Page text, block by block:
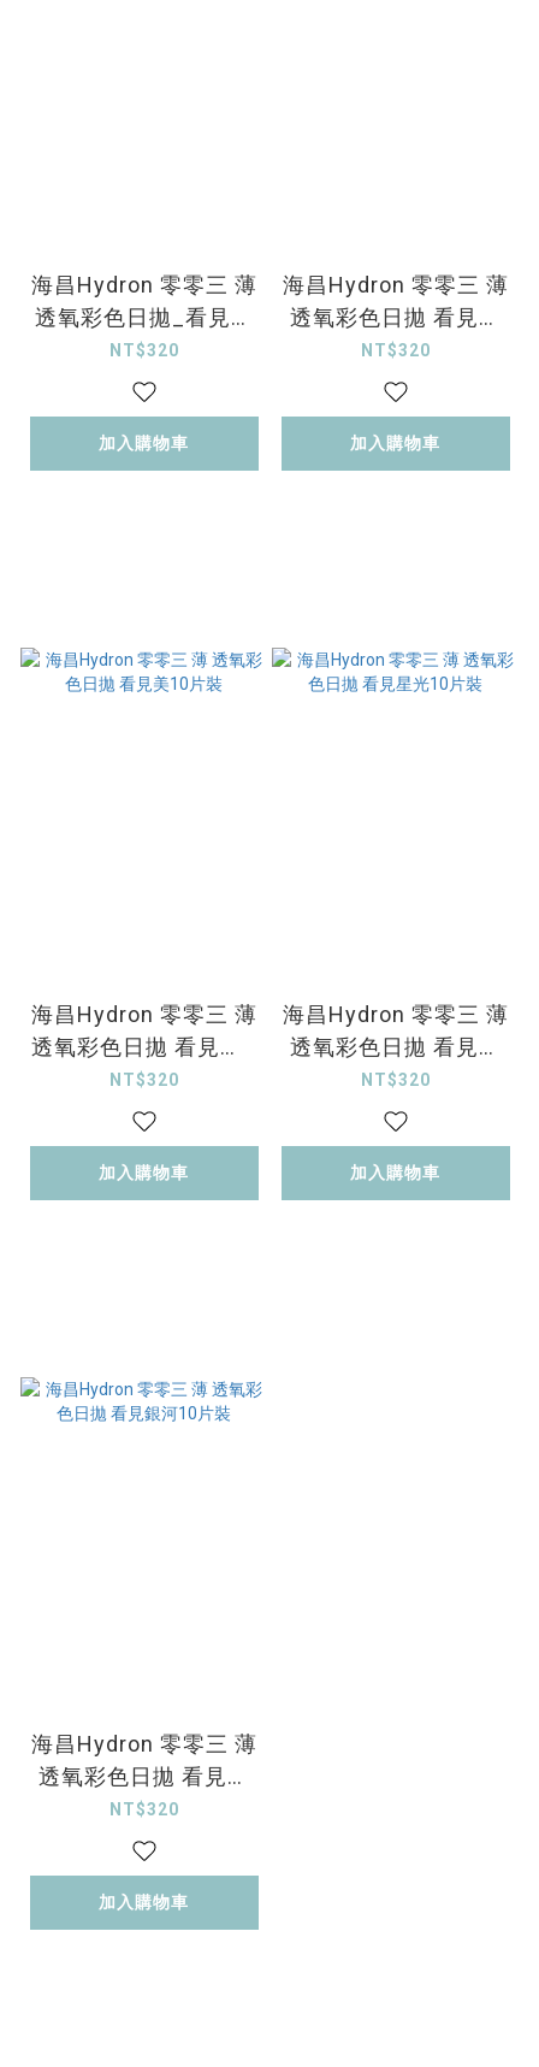
海昌Hydron 零零三 薄
透氧彩色日拋_看見愛
_10片裝
NT$320
加入購物車
海昌Hydron 零零三 薄
透氧彩色日拋 看見時
尚10片裝
NT$320
加入購物車
海昌Hydron 零零三 薄
透氧彩色日拋 看見美1
0片裝
NT$320
加入購物車
海昌Hydron 零零三 薄
透氧彩色日拋 看見星
光10片裝
NT$320
加入購物車
海昌Hydron 零零三 薄
透氧彩色日拋 看見銀
河10片裝
NT$320
加入購物車